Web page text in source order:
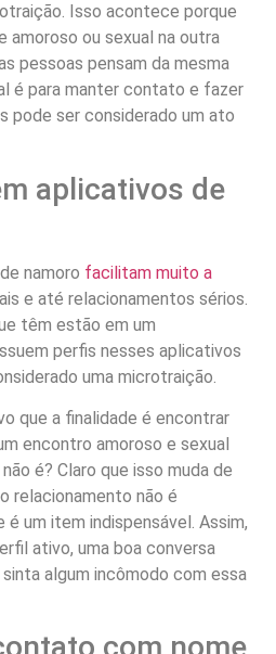
Isso acontece porque
amoroso ou sexual na outra
pessoas pensam da mesma
é para manter contato e fazer
pode ser considerado um ato
aplicativos de
namoro facilitam muito a
e até relacionamentos sérios.
têm estão em um
perfis nesses aplicativos
uma microtraição.
que a finalidade é encontrar
encontro amoroso e sexual
é? Claro que isso muda de
relacionamento não é
é um item indispensável. Assim,
ativo, uma boa conversa
algum incômodo com essa